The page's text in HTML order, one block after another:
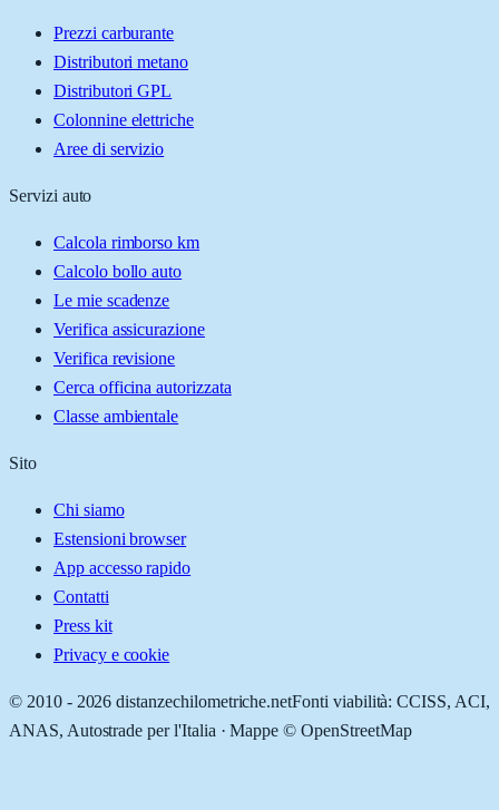
Prezzi carburante
Distributori metano
Distributori GPL
Colonnine elettriche
Aree di servizio
Servizi auto
Calcola rimborso km
Calcolo bollo auto
Le mie scadenze
Verifica assicurazione
Verifica revisione
Cerca officina autorizzata
Classe ambientale
Sito
Chi siamo
Estensioni browser
App accesso rapido
Contatti
Press kit
Privacy e cookie
© 2010 - 2026 distanzechilometriche.netFonti viabilità: CCISS, ACI,
ANAS, Autostrade per l'Italia · Mappe © OpenStreetMap